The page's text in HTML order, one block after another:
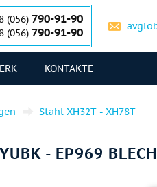
(056) 790-91-90
(056) 790-91-90
KONTAKTE
Stahl ХН32Т - ХН78Т
- EP969